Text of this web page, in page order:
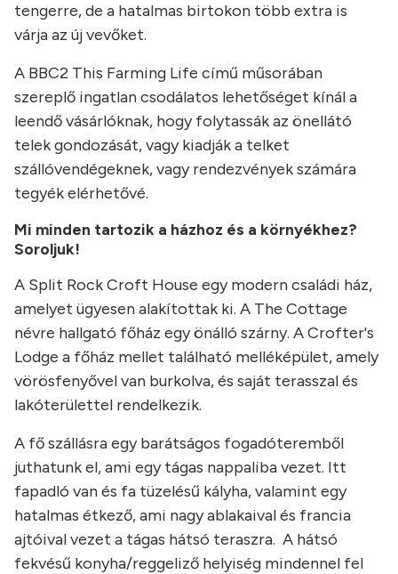
tengerre, de a hatalmas birtokon több extra is
várja az új vevőket.
A BBC2 This Farming Life című műsorában
szereplő ingatlan csodálatos lehetőséget kínál a
leendő vásárlóknak, hogy folytassák az önellátó
telek gondozását, vagy kiadják a telket
szállóvendégeknek, vagy rendezvények számára
tegyék elérhetővé.
Mi minden tartozik a házhoz és a környékhez?
Soroljuk!
A Split Rock Croft House egy modern családi ház,
amelyet ügyesen alakítottak ki. A The Cottage
névre hallgató főház egy önálló szárny. A Crofter's
Lodge a főház mellet található melléképület, amely
vörösfenyővel van burkolva, és saját terasszal és
lakóterülettel rendelkezik.
A fő szállásra egy barátságos fogadóteremből
juthatunk el, ami egy tágas nappaliba vezet. Itt
fapadló van és fa tüzelésű kályha, valamint egy
hatalmas étkező, ami nagy ablakaival és francia
ajtóival vezet a tágas hátsó teraszra. A hátsó
fekvésű konyha/reggeliző helyiség mindennel fel